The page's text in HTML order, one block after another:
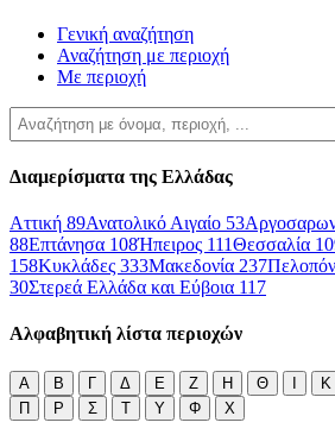
Γενική αναζήτηση
Αναζήτηση με περιοχή
Με περιοχή
Διαμερίσματα της Ελλάδας
Αττική 89Ανατολικό Αιγαίο 53
88Επτάνησα 108Ήπειρος 111Θεσσαλία
158Κυκλάδες 333Μακεδονία 237
30Στερεά Ελλάδα και Εύβοια 117
Αλφαβητική λίστα περιοχών
Α Β Γ Δ Ε Ζ Η Θ Ι Κ
Π
Ρ Σ Τ Υ Φ Χ